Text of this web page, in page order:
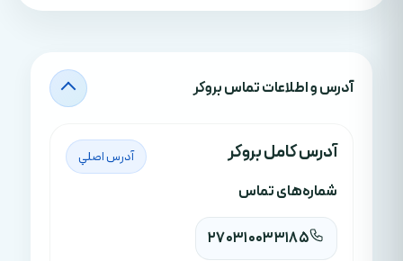
آدرس‌ و اطلاعات تماس بروکر
آدرس کامل بروکر آدرس اصلي
شماره‌های تماس
270310033185